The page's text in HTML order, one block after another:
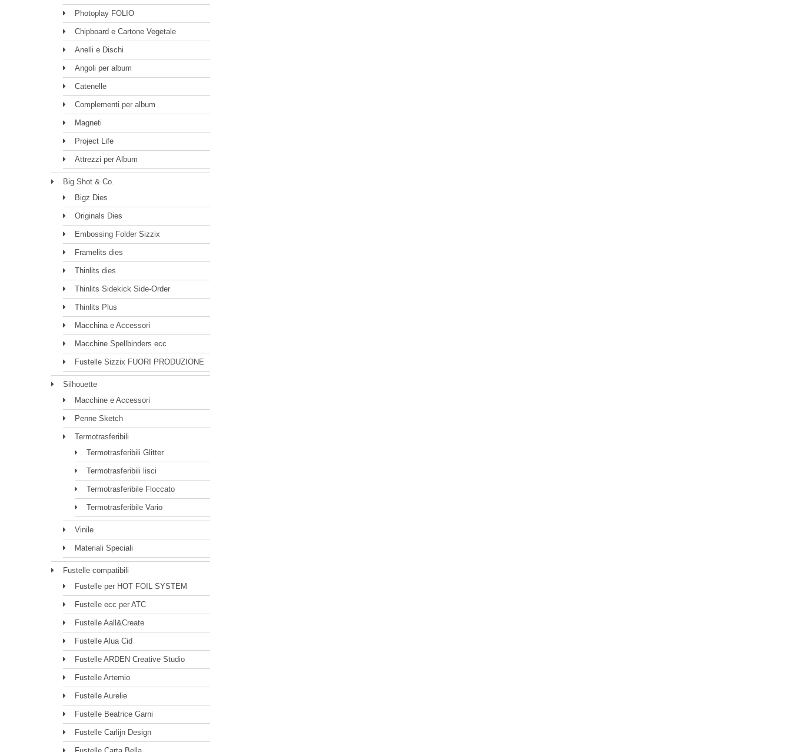
Photoplay FOLIO
Chipboard e Cartone Vegetale
Anelli e Dischi
Angoli per album
Catenelle
Complementi per album
Magneti
Project Life
Attrezzi per Album
Big Shot & Co.
Bigz Dies
Originals Dies
Embossing Folder Sizzix
Framelits dies
Thinlits dies
Thinlits Sidekick Side-Order
Thinlits Plus
Macchina e Accessori
Macchine Spellbinders ecc
Fustelle Sizzix FUORI PRODUZIONE
Silhouette
Macchine e Accessori
Penne Sketch
Termotrasferibili
Termotrasferibili Glitter
Termotrasferibili lisci
Termotrasferibile Floccato
Termotrasferibile Vario
Vinile
Materiali Speciali
Fustelle compatibili
Fustelle per HOT FOIL SYSTEM
Fustelle ecc per ATC
Fustelle Aall&Create
Fustelle Alua Cid
Fustelle ARDEN Creative Studio
Fustelle Artemio
Fustelle Aurelie
Fustelle Beatrice Garni
Fustelle Carlijn Design